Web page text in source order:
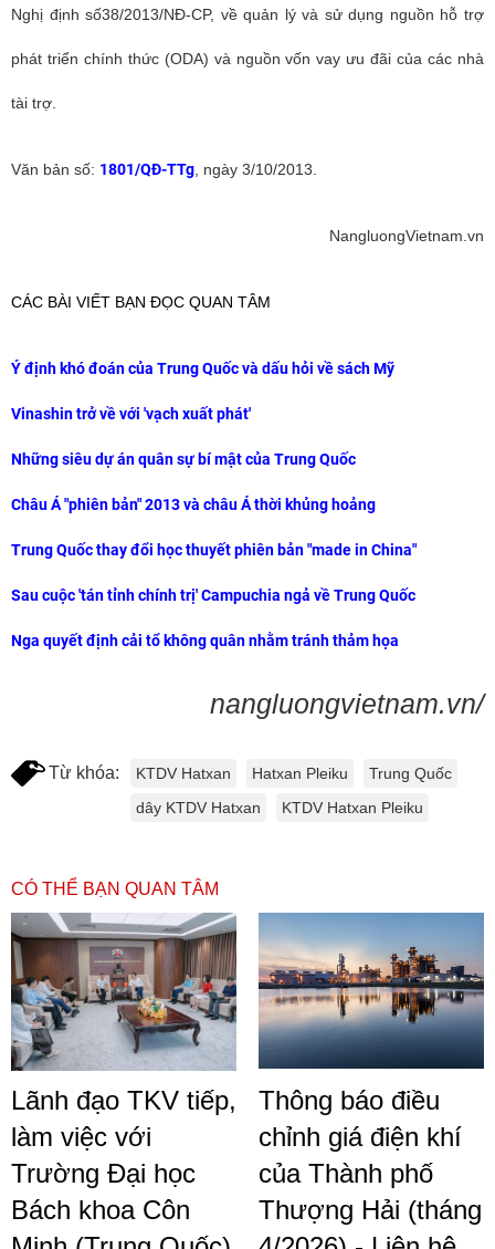
Nghị định số38/2013/NĐ-CP, về quản lý và sử dụng nguồn hỗ trợ
phát triển chính thức (ODA) và nguồn vốn vay ưu đãi của các nhà
tài trợ.
Văn bản số: 1801/QĐ-TTg , ngày 3/10/2013.
NangluongVietnam.vn
CÁC BÀI VIẾT BẠN ĐỌC QUAN TÂM
Ý định khó đoán của Trung Quốc và dấu hỏi về sách Mỹ
Vinashin trở về với 'vạch xuất phát'
Những siêu dự án quân sự bí mật của Trung Quốc
Châu Á "phiên bản" 2013 và châu Á thời khủng hoảng
Trung Quốc thay đổi học thuyết phiên bản "made in China"
Sau cuộc 'tán tỉnh chính trị' Campuchia ngả về Trung Quốc
Nga quyết định cải tổ không quân nhằm tránh thảm họa
nangluongvietnam.vn/
Từ khóa: KTDV Hatxan Hatxan Pleiku
Trung Quốc
dây KTDV Hatxan
KTDV Hatxan Pleiku
CÓ THỂ BẠN QUAN TÂM
Lãnh đạo TKV tiếp,
làm việc với
Trường Đại học
Bách khoa Côn
Thông báo điều
chỉnh giá điện khí
của Thành phố
Thượng Hải (tháng